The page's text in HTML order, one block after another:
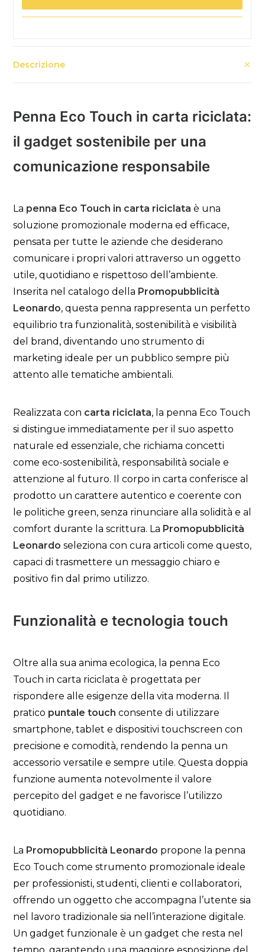
Descrizione
Penna Eco Touch in carta riciclata:
il gadget sostenibile per una
comunicazione responsabile
La penna Eco Touch in carta riciclata è una
soluzione promozionale moderna ed efficace,
pensata per tutte le aziende che desiderano
comunicare i propri valori attraverso un oggetto
utile, quotidiano e rispettoso dell’ambiente.
Inserita nel catalogo della Promopubblicità
Leonardo, questa penna rappresenta un perfetto
equilibrio tra funzionalità, sostenibilità e visibilità
del brand, diventando uno strumento di
marketing ideale per un pubblico sempre più
attento alle tematiche ambientali.
Realizzata con carta riciclata, la penna Eco Touch
si distingue immediatamente per il suo aspetto
naturale ed essenziale, che richiama concetti
come eco-sostenibilità, responsabilità sociale e
attenzione al futuro. Il corpo in carta conferisce al
prodotto un carattere autentico e coerente con
le politiche green, senza rinunciare alla solidità e al
comfort durante la scrittura. La Promopubblicità
Leonardo seleziona con cura articoli come questo,
capaci di trasmettere un messaggio chiaro e
positivo fin dal primo utilizzo.
Funzionalità e tecnologia touch
Oltre alla sua anima ecologica, la penna Eco
Touch in carta riciclata è progettata per
rispondere alle esigenze della vita moderna. Il
pratico puntale touch consente di utilizzare
smartphone, tablet e dispositivi touchscreen con
precisione e comodità, rendendo la penna un
accessorio versatile e sempre utile. Questa doppia
funzione aumenta notevolmente il valore
percepito del gadget e ne favorisce l’utilizzo
quotidiano.
La Promopubblicità Leonardo propone la penna
Eco Touch come strumento promozionale ideale
per professionisti, studenti, clienti e collaboratori,
offrendo un oggetto che accompagna l’utente sia
nel lavoro tradizionale sia nell’interazione digitale.
Un gadget funzionale è un gadget che resta nel